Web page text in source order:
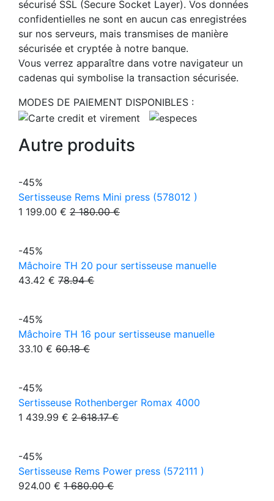
sécurisé SSL (Secure Socket Layer). Vos données
confidentielles ne sont en aucun cas enregistrées
sur nos serveurs, mais transmises de manière
sécurisée et cryptée à notre banque.
Vous verrez apparaître dans votre navigateur un
cadenas qui symbolise la transaction sécurisée.
MODES DE PAIEMENT DISPONIBLES :
Autre produits
-45%
Sertisseuse Rems Mini press (578012 )
1 199.00 € 2 180.00 €
-45%
Mâchoire TH 20 pour sertisseuse manuelle
43.42 € 78.94 €
-45%
Mâchoire TH 16 pour sertisseuse manuelle
33.10 € 60.18 €
-45%
Sertisseuse Rothenberger Romax 4000
1 439.99 € 2 618.17 €
-45%
Sertisseuse Rems Power press (572111 )
924.00 € 1 680.00 €